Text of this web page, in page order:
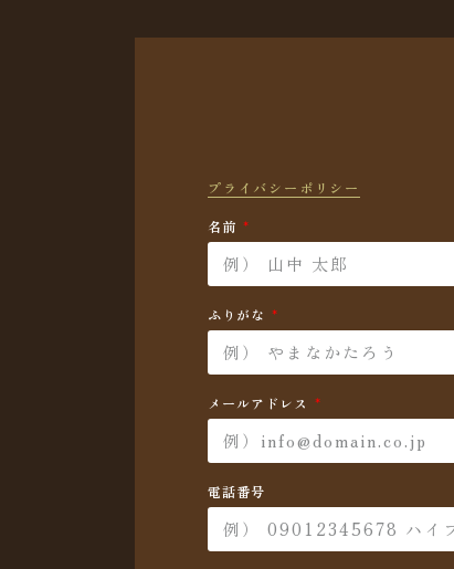
プライバシーポリシー
名前
ふりがな
メールアドレス
電話番号